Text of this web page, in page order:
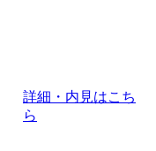
詳細・内見はこち
ら